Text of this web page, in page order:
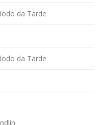
da Tarde
da Tarde